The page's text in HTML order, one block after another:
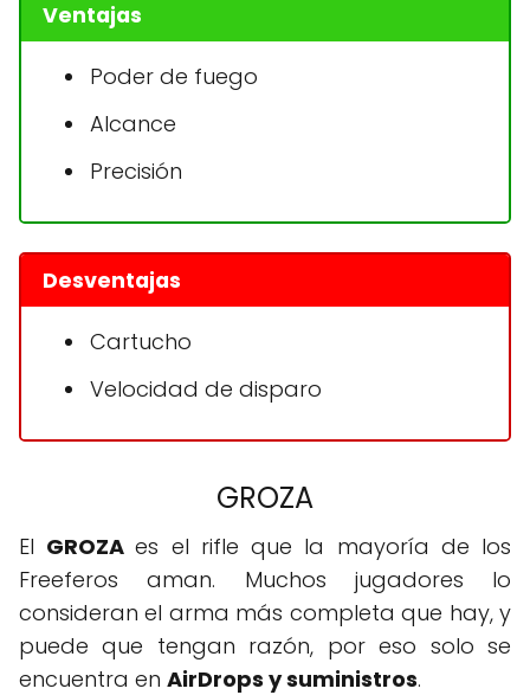
Ventajas
Poder de fuego
Alcance
Precisión
Desventajas
Cartucho
Velocidad de disparo
GROZA
El GROZAes el rifle que la mayoría de los
Freeferos aman. Muchos jugadores lo
consideran el arma más completa que hay, y
puede que tengan razón, por eso solo se
encuentra en AirDrops y suministros.